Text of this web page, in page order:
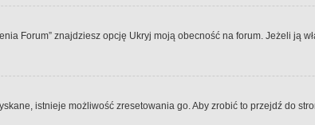
Forum” znajdziesz opcję Ukryj moją obecność na forum. Jeżeli
istnieje możliwość zresetowania go. Aby zrobić to przejdź do